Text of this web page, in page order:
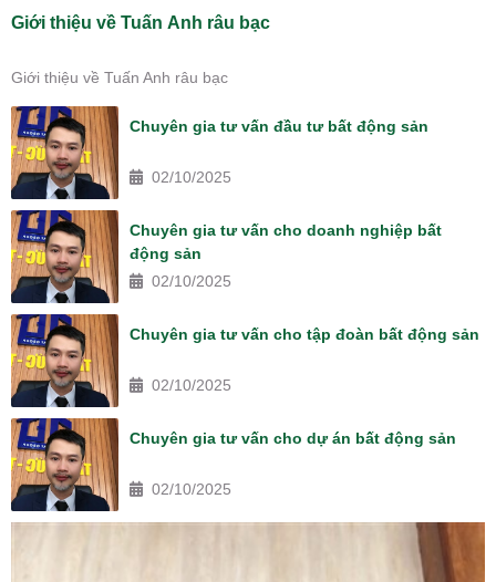
Giới thiệu về Tuấn Anh râu bạc
Giới thiệu về Tuấn Anh râu bạc
Chuyên gia tư vấn đầu tư bất động sản
02/10/2025
Chuyên gia tư vấn cho doanh nghiệp bất
động sản
02/10/2025
Chuyên gia tư vấn cho tập đoàn bất động sản
02/10/2025
Chuyên gia tư vấn cho dự án bất động sản
02/10/2025